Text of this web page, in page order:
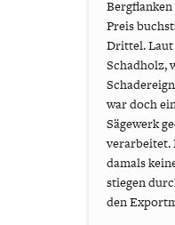
Preis
Drittel.
Schadholz,
war doch
Sägewerk
verarbeitet.
damals
stiegen
den